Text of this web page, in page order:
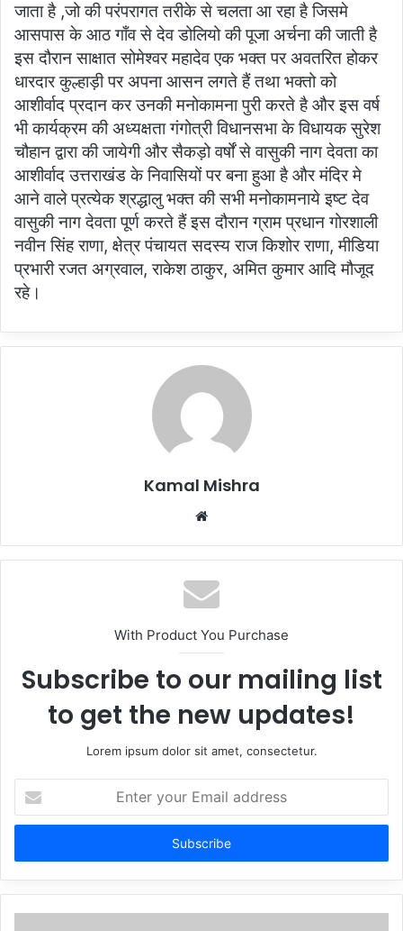
जाता है ,जो की परंपरागत तरीके से चलता आ रहा है जिसमे
आसपास के आठ गाँव से देव डोलियो की पूजा अर्चना की जाती है
इस दौरान साक्षात सोमेश्वर महादेव एक भक्त पर अवतरित होकर
धारदार कुल्हाड़ी पर अपना आसन लगते हैं तथा भक्तो को
आशीर्वाद प्रदान कर उनकी मनोकामना पुरी करते है और इस वर्ष
भी कार्यक्रम की अध्यक्षता गंगोत्री विधानसभा के विधायक सुरेश
चौहान द्वारा की जायेगी और सैकड़ो वर्षों से वासुकी नाग देवता का
आशीर्वाद उत्तराखंड के निवासियों पर बना हुआ है और मंदिर मे
आने वाले प्रत्येक श्रद्धालु भक्त की सभी मनोकामनाये इष्ट देव
वासुकी नाग देवता पूर्ण करते हैं इस दौरान ग्राम प्रधान गोरशाली
नवीन सिंह राणा, क्षेत्र पंचायत सदस्य राज किशोर राणा, मीडिया
प्रभारी रजत अग्रवाल, राकेश ठाकुर, अमित कुमार आदि मौजूद
रहे।
Kamal Mishra
Website
With Product You Purchase
Subscribe to our mailing list
to get the new updates!
Lorem ipsum dolor sit amet, consectetur.
your
Email